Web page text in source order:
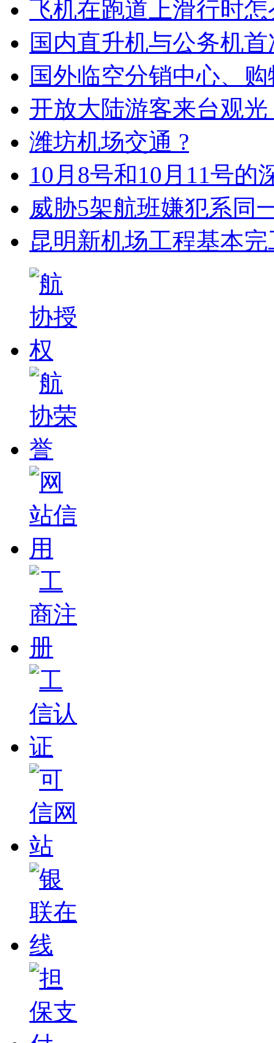
飞机在跑道上滑行时
国内直升机与公务机
国外临空分销中心、
开放大陆游客来台观
潍坊机场交通 ?
10月8号和10月11号的
威胁5架航班嫌犯系同
昆明新机场工程基本